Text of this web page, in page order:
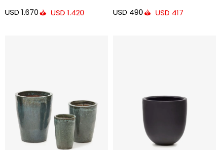
USD 1.670 USD 1.420 USD 490 USD 417